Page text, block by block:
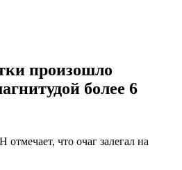
произошло
более 6
что очаг залегал на